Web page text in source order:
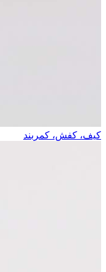
کیف، کفش، کمربند